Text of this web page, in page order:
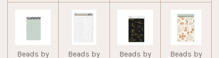
Beads by
Beads by
Beads by
Beads by